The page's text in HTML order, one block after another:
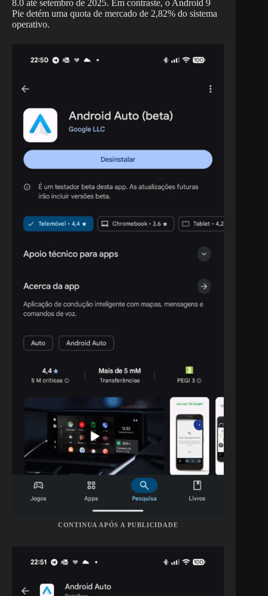
8.0 até setembro de 2025. Em contraste, o Android 9
Pie detém uma quota de mercado de 2,82% do sistema
operativo.
CONTINUA APÓS A PUBLICIDADE